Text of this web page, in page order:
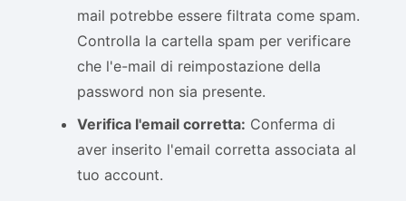
mail potrebbe essere filtrata come spam.
Controlla la cartella spam per verificare
che l'e-mail di reimpostazione della
password non sia presente.
Verifica l'email corretta: Conferma di
aver inserito l'email corretta associata al
tuo account.